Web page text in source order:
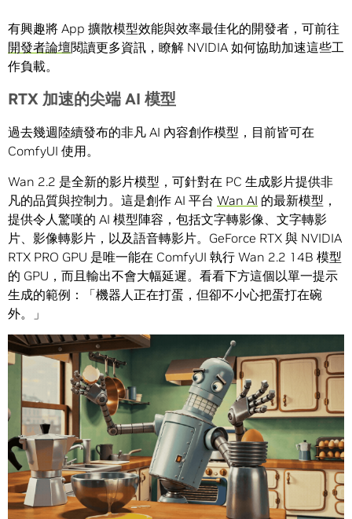
有興趣將 App 擴散模型效能與效率最佳化的開發者，可前往
開發者論壇閱讀更多資訊，瞭解 NVIDIA 如何協助加速這些工
作負載。
RTX 加速的尖端 AI 模型
過去幾週陸續發布的非凡 AI 內容創作模型，目前皆可在
ComfyUI 使用。
Wan 2.2 是全新的影片模型，可針對在 PC 生成影片提供非
凡的品質與控制力。這是創作 AI 平台 Wan AI 的最新模型，
提供令人驚嘆的 AI 模型陣容，包括文字轉影像、文字轉影
片、影像轉影片，以及語音轉影片。GeForce RTX 與 NVIDIA
RTX PRO GPU 是唯一能在 ComfyUI 執行 Wan 2.2 14B 模型
的 GPU，而且輸出不會大幅延遲。看看下方這個以單一提示
生成的範例：「機器人正在打蛋，但卻不小心把蛋打在碗
外。」